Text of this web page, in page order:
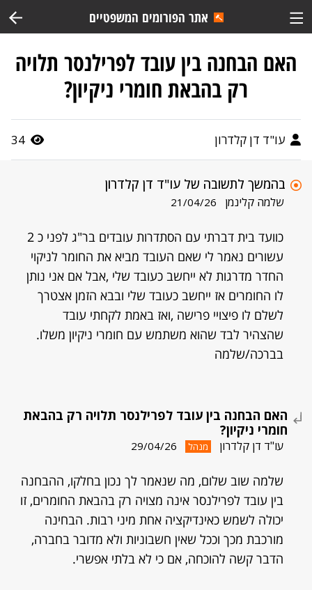
אתר הפורומים המשפטיים
האם הבחנה בין עובד לפרילנסר תלויה
רק בהבאת חומרי ניקיון?
עו"ד דן קלדרון 34
בהמשך לתשובה של עו"ד דן קלדרון
שלמה קלינמן 21/04/26
כוועד בית דברתי עם הסתדרות עובדים בר"ג לפני כ 2
עשורים נאמר לי שאם העובד מביא את החומר לניקוי
החדר מדרגות לא ייחשב כעובד שלי ,אבל אם אני נותן
לו החומרים אז ייחשב כעובד שלי ובבא הזמן אצטרך
לשלם לו פיצויי פרישה ,ואז באמת לקחתי עובד
שהצהיר לבד שהוא משתמש עם חומרי ניקיון משלו.
בברכה/שלמה
האם הבחנה בין עובד לפרילנסר תלויה רק בהבאת
חומרי ניקיון?
עו"ד דן קלדרון מנהל 29/04/26
שלמה שוב שלום, מה שנאמר לך נכון בחלקו, ההבחנה
בין עובד לפרילנסר אינה מצויה רק בהבאת החומרים, זו
יכולה לשמש כאינדיקציה אחת מיני רבות. הבחינה
מורכבת מכך וככל שאין חשבוניות ולא מדובר בחברה,
הדבר קשה להוכחה, אם כי לא בלתי אפשרי.